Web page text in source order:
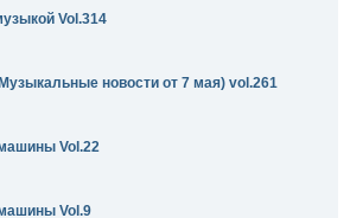
Vol.314
новости от 7 мая) vol.261
Vol.22
Vol.9